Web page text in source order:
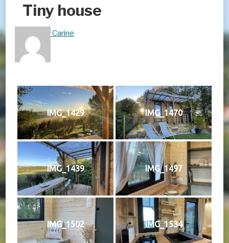
Tiny house
Carine
IMG_1429 IMG_1470
IMG_1439 IMG_1497
IMG_1502 IMG_1534